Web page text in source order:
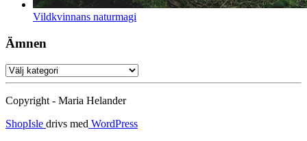
Vildkvinnans naturmagi
Ämnen
Ämnen
Copyright - Maria Helander
ShopIsle drivs med WordPress